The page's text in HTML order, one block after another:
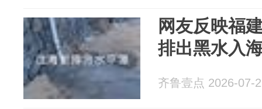
网友反映福
排出黑水入
齐鲁壹点 2026-07-